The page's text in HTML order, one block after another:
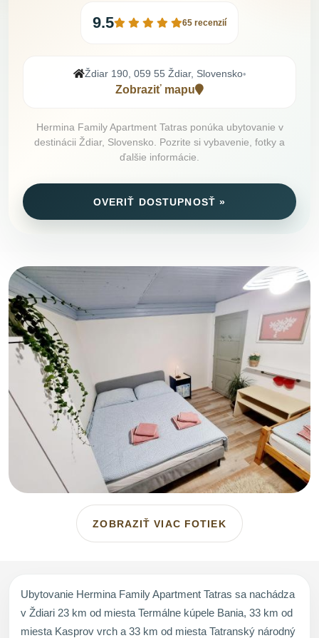
9.5 65 recenzií
Ždiar 190, 059 55 Ždiar, Slovensko•
Zobraziť mapu
Hermina Family Apartment Tatras ponúka ubytovanie v
destinácii Ždiar, Slovensko. Pozrite si vybavenie, fotky a
ďalšie informácie.
OVERIŤ DOSTUPNOSŤ »
ZOBRAZIŤ VIAC FOTIEK
Ubytovanie Hermina Family Apartment Tatras sa nachádza
v Ždiari 23 km od miesta Termálne kúpele Bania, 33 km od
miesta Kasprov vrch a 33 km od miesta Tatranský národný